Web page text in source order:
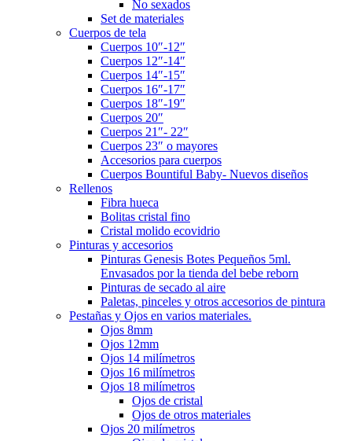
No sexados
Set de materiales
Cuerpos de tela
Cuerpos 10″-12″
Cuerpos 12″-14″
Cuerpos 14″-15″
Cuerpos 16″-17″
Cuerpos 18″-19″
Cuerpos 20″
Cuerpos 21″- 22″
Cuerpos 23″ o mayores
Accesorios para cuerpos
Cuerpos Bountiful Baby- Nuevos diseños
Rellenos
Fibra hueca
Bolitas cristal fino
Cristal molido ecovidrio
Pinturas y accesorios
Pinturas Genesis Botes Pequeños 5ml.
Envasados por la tienda del bebe reborn
Pinturas de secado al aire
Paletas, pinceles y otros accesorios de pintura
Pestañas y Ojos en varios materiales.
Ojos 8mm
Ojos 12mm
Ojos 14 milímetros
Ojos 16 milímetros
Ojos 18 milímetros
Ojos de cristal
Ojos de otros materiales
Ojos 20 milímetros